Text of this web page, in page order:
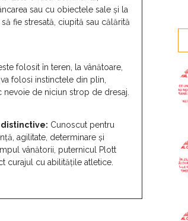
sau cu obiectele sale și la
fie stresată, ciupită sau călărită
folosit în teren, la vânătoare,
folosi instinctele din plin,
nevoie de niciun strop de dresaj.
Cunoscut pentru
agilitate, determinare și
vânătorii, puternicul Plott
curajul cu abilitățile atletice.